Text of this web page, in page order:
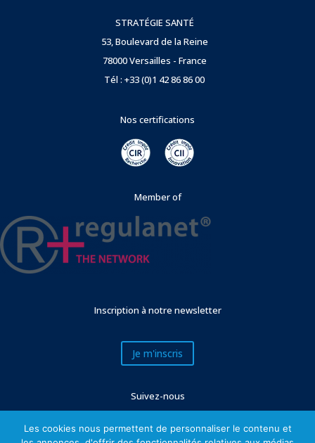
STRATÉGIE SANTÉ
53, Boulevard de la Reine
78000 Versailles - France
Tél : +33 (0)1 42 86 86 00
Nos certifications
Member of
Inscription à notre newsletter
Je m'inscris
Suivez-nous
Les cookies nous permettent de personnaliser le contenu et